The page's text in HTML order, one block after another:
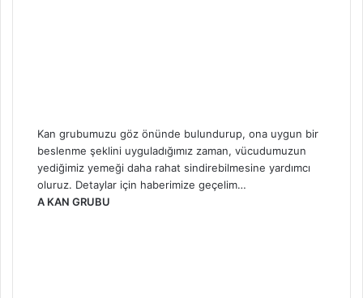
Kan grubumuzu göz önünde bulundurup, ona uygun bir
beslenme şeklini uyguladığımız zaman, vücudumuzun
yediğimiz yemeği daha rahat sindirebilmesine yardımcı
oluruz. Detaylar için haberimize geçelim…
A KAN GRUBU